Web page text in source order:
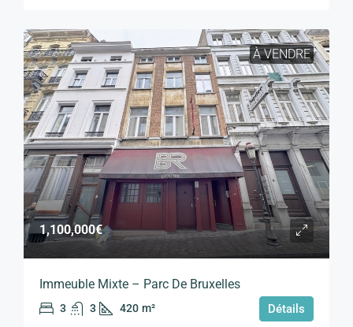
À VENDRE
1,100,000€
Immeuble Mixte – Parc De Bruxelles
3 3 420 m² Détails